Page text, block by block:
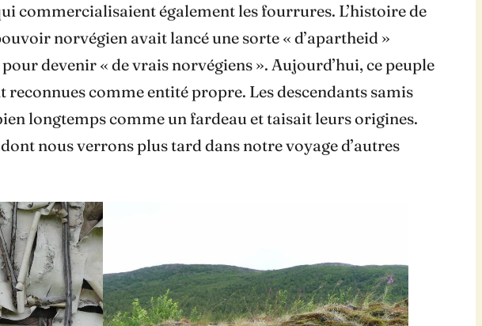
commercialisaient également les fourrures. L’histoire de
norvégien avait lancé une sorte « d’apartheid »
devenir « de vrais norvégiens ». Aujourd’hui, ce peuple
comme entité propre. Les descendants samis
longtemps comme un fardeau et taisait leurs origines.
nous verrons plus tard dans notre voyage d’autres